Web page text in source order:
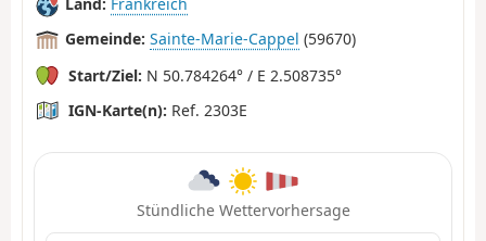
Gemeinde: Sainte-Marie-Cappel (59670)
Start/Ziel: N 50.784264° / E 2.508735°
IGN-Karte(n): Ref. 2303E
Stündliche Wettervorhersage